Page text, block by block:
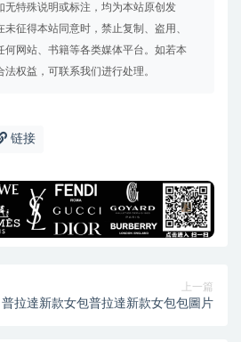
无特殊说明或标注，均为本站原创发
征得本站同意时，禁止复制、盗用、
何网站、书籍等各类媒体平台。如若本
权益，可联系我们进行处理。
链接
上一篇
普拉達新款女包普拉達新款女包包圖片